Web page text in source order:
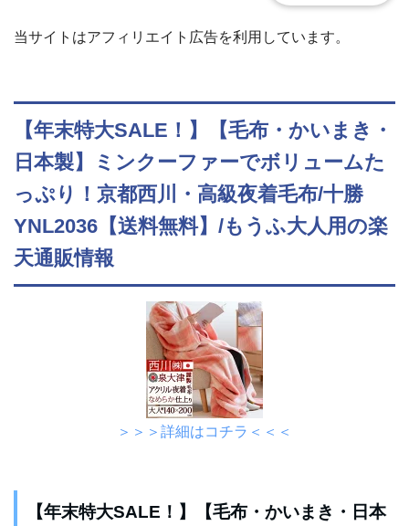
当サイトはアフィリエイト広告を利用しています。
【年末特大SALE！】【毛布・かいまき・
日本製】ミンクーファーでボリュームた
っぷり！京都西川・高級夜着毛布/十勝
YNL2036【送料無料】/もうふ大人用の楽
天通販情報
＞＞＞詳細はコチラ＜＜＜
【年末特大SALE！】【毛布・かいまき・日本